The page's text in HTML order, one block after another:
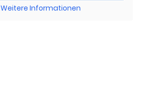
Weitere Informationen